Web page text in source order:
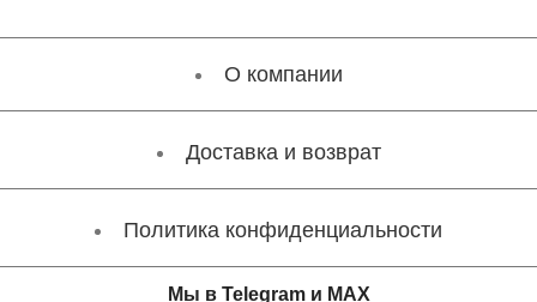
О компании
Доставка и возврат
Политика конфиденциальности
Мы в Telegram и MAX